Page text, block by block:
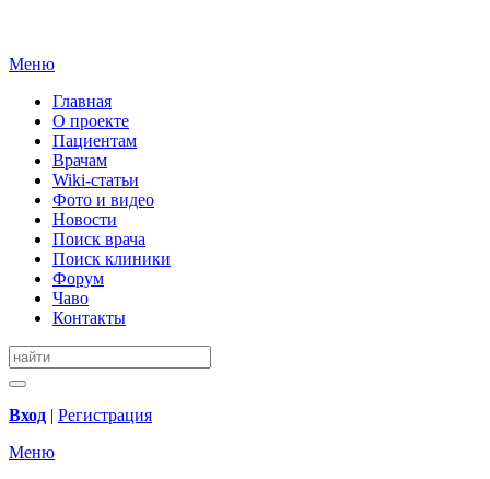
Меню
Главная
О проекте
Пациентам
Врачам
Wiki-статьи
Фото и видео
Новости
Поиск врача
Поиск клиники
Форум
Чаво
Контакты
Вход | Регистрация
Меню